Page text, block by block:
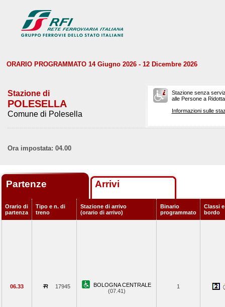
ORARIO PROGRAMMATO 14 Giugno 2026 - 12 Dicembre 2026
Stazione di
POLESELLA
Comune di Polesella
Stazione senza
alle Persone a
Informazioni sulle
Ora impostata: 04.00
Partenze Arrivi
Orario di
partenza
Tipo e n. di
treno
Stazione di arrivo
(orario di arrivo)
Binario
programmato
Classi
bordo
06.33 17945
BOLOGNA CENTRALE
(07.41)
1